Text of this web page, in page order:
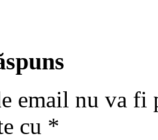
email nu va fi
cu *